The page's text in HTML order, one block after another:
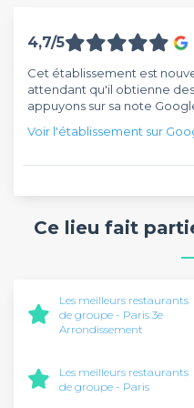
4,7/5
Cet établissement est
attendant qu'il obtienne
appuyons sur sa note
Voir l'établissement sur
Ce lieu fait
Les meilleurs restaurants
de groupe - Paris 3e
Arrondissement
Les meilleurs restaurants
de groupe - Paris